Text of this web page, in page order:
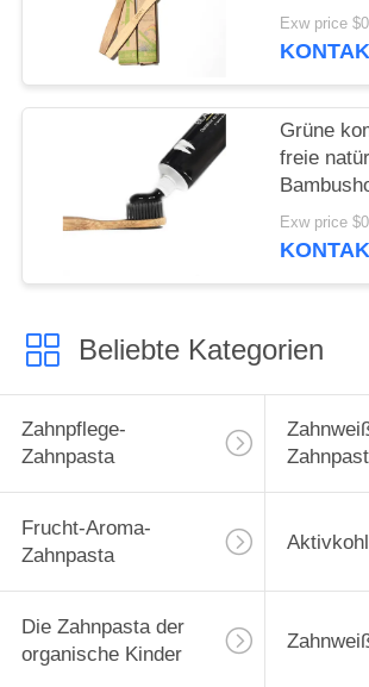
Grüne
freie
Beliebte Kategorien
Zahnpflege-
Zahnpasta
Frucht-Aroma-
Zahnpasta
Die Zahnpasta der
organische Kinder